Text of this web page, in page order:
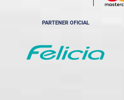
PARTENER OFICIAL